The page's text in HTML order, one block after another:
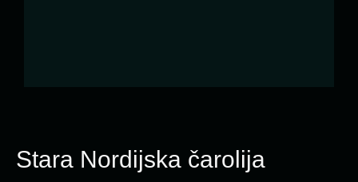
Stara Nordijska čarolija